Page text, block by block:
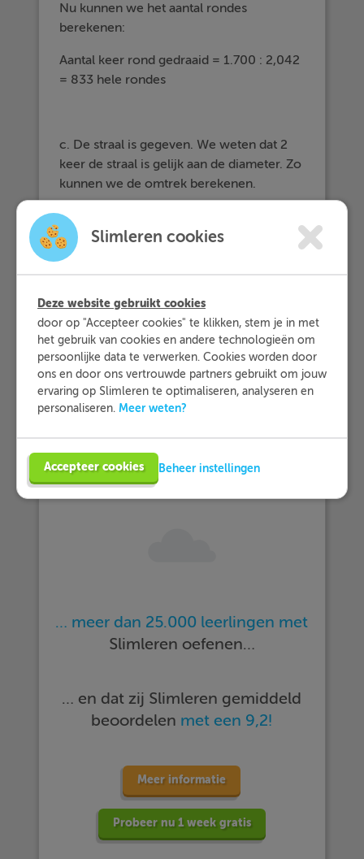
Nu kunnen we het aantal rondes
berekenen:
Aantal keer rond gedraaid = 1.700 : 2,042
= 833 hele rondes
c. De straal is gegeven. We weten dat 2
keer de straal is gelijk aan de diameter. Zo
kunnen we de omtrek berekenen.
Omtrek =
… meer dan 25.000 leerlingen met
Slimleren oefenen…
… en dat zij Slimleren gemiddeld
beoordelen met een 9,2!
Meer informatie
Probeer nu 1 week gratis
Slimleren cookies
Deze website gebruikt cookies
door op "Accepteer cookies" te klikken, stem je in met
het gebruik van cookies en andere technologieën om
persoonlijke data te verwerken. Cookies worden door
ons en door ons vertrouwde partners gebruikt om jouw
ervaring op Slimleren te optimaliseren, analyseren en
personaliseren. Meer weten?
Accepteer cookies Beheer instellingen